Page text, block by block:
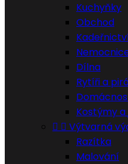
Kuchyňky
Obchod
Dílna
Rytíři a
Kostýmy a
  Výtvarná
Razítka
Malování